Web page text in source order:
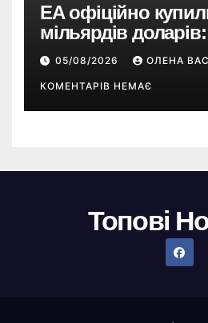
EA офіційно
мільярдів
EA Sports FC,
Sims
05/08/2026 ОЛЕНА
КОМЕНТАРІВ НЕМАЄ
Топові